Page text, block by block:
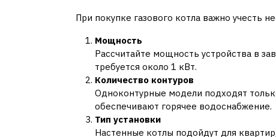
При покупке газового котла важно учесть
Мощность
Рассчитайте мощность устройства в
требуется около 1 кВт.
Количество контуров
Одноконтурные модели подходят
обеспечивают горячее водоснабжение.
Тип установки
Настенные котлы подойдут для